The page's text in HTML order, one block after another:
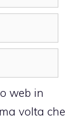
web in
volta che